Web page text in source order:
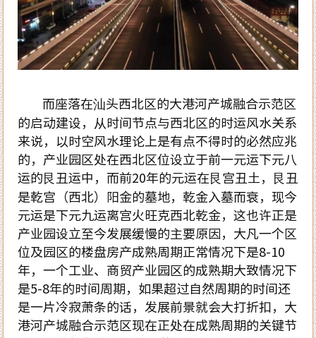
而座落在汕头西北区的大港河产城融合示范区
的启动建设，从时间节点与西北区的时运风水关系
来说，以时空风水理论上是有点不得时的必然应兆
的，产业园区处在西北区位设立于前一元运下元八
运的艮丑运中，而前20年的元运在艮宫丑土，艮丑
是乾宫（西北）阳金的墓地，乾金入墓而衰，现今
元运是下元九运离宫火旺克西北乾金，这也许正是
产业园设立至今发展缓慢的主要原因，大凡一个区
位及园区的楼盘房产成熟周期正常情况下是8-10
年，一个工业、商贸产业园区的成熟期大致情况下
是5-8年的时间周期，如果超过自然周期的时间还
是一片冷寂萧条的话，发展前景就会大打折扣，大
港河产城融合示范区现在正处在成熟周期的关键节